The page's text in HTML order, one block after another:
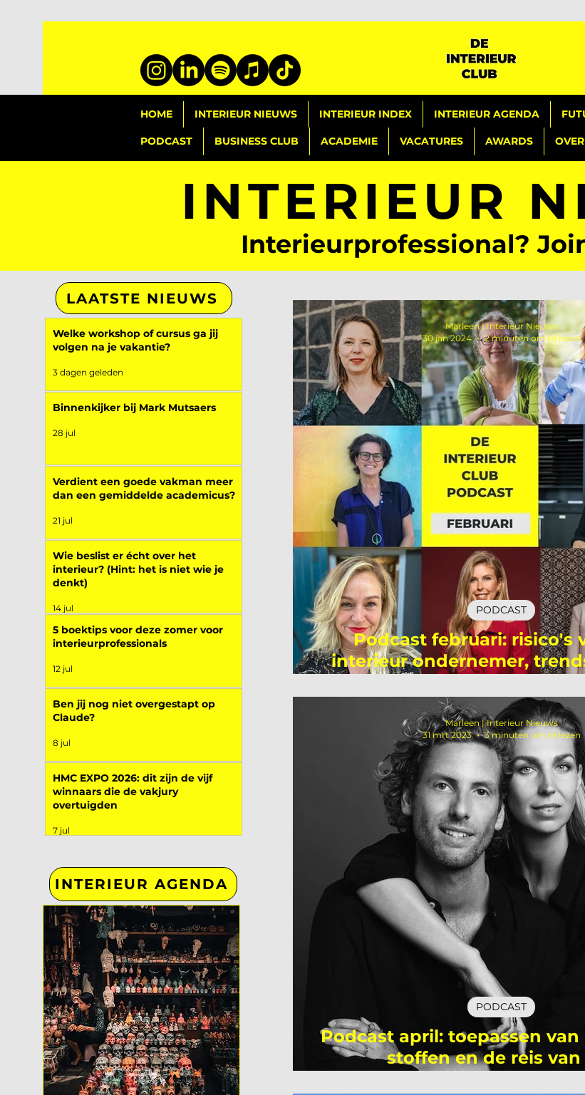
HOME INTERIEUR NIEUWS INTERIEUR INDEX INTERIEUR AGENDA
PODCAST BUSINESS CLUB ACADEMIE VACATURES AWARDS
INTERIEUR
Interieurprofessional?
LAATSTE NIEUWS
Welke workshop of cursus ga jij
volgen na je vakantie?
3 dagen geleden
Binnenkijker bij Mark Mutsaers
28 jul
Verdient een goede vakman meer
dan een gemiddelde academicus?
21 jul
Wie beslist er écht over het
interieur? (Hint: het is niet wie je
denkt)
14 jul
5 boektips voor deze zomer voor
interieurprofessionals
12 jul
Ben jij nog niet overgestapt op
Claude?
8 jul
HMC EXPO 2026: dit zijn de vijf
winnaars die de vakjury
overtuigden
7 jul
INTERIEUR AGENDA
Podcast februari: risico's
interieur ondernemer,
trends!
PODCAST
Marleen | Interieur Nieuws
30 jan 2024
2 minuten om te lezen
Podcast april: toepassen van
stoffen en de reis
PODCAST
Marleen | Interieur Nieuws
31 mrt 2023
3 minuten om te lezen